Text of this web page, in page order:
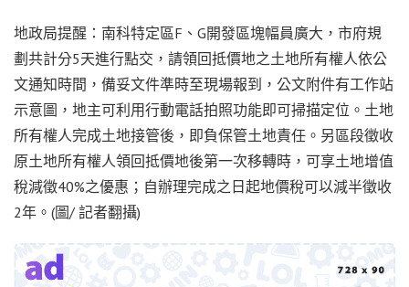
地政局提醒：南科特定區F、G開發區塊幅員廣大，市府規
劃共計分5天進行點交，請領回抵價地之土地所有權人依公
文通知時間，備妥文件準時至現場報到，公文附件有工作站
示意圖，地主可利用行動電話拍照功能即可掃描定位。土地
所有權人完成土地接管後，即負保管土地責任。另區段徵收
原土地所有權人領回抵價地後第一次移轉時，可享土地增值
稅減徵40%之優惠；自辦理完成之日起地價稅可以減半徵收
2年。(圖/ 記者翻攝)